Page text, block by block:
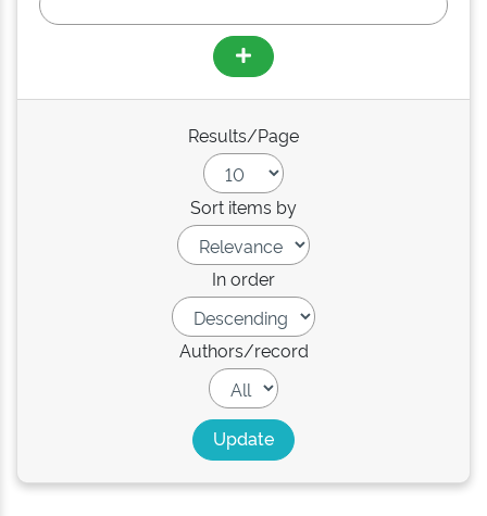
Results/Page
Sort items by
In order
Authors/record